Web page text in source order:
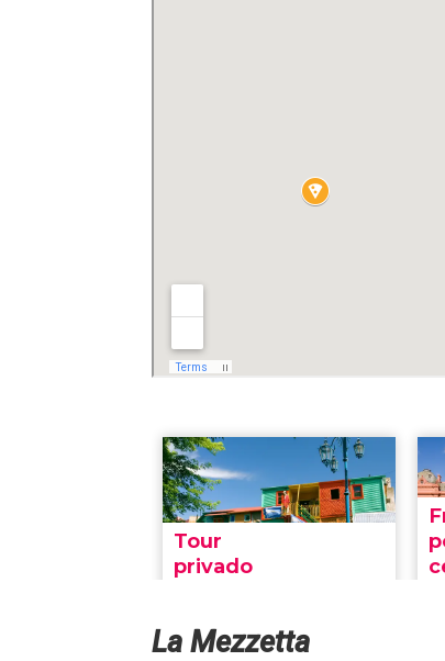
La Mezzetta